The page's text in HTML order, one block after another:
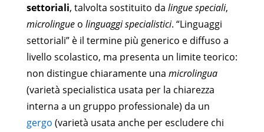
settoriali, talvolta sostituito da lingue speciali,
microlingue o linguaggi specialistici. “Linguaggi
settoriali” è il termine più generico e diffuso a
livello scolastico, ma presenta un limite teorico:
non distingue chiaramente una microlingua
(varietà specialistica usata per la chiarezza
interna a un gruppo professionale) da un
gergo (varietà usata anche per escludere chi